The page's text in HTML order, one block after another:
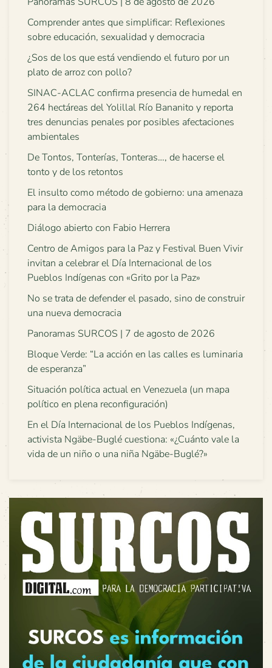
Comprender antes que simplificar: Reflexiones
sobre educación, sexualidad y democracia
¿Sos de los que está vendiendo el futuro por un
plato de arroz con pollo?
SINAC-ACLAC confirma presencia de humedal en
264 hectáreas del Yolillal Río Bananito y reporta
tres denuncias penales por posibles afectaciones
ambientales
De Tontos, Tonterías, Tonteras…, de hacerse el
tonto y de los retontos
El insulto como método de gobierno: una amenaza
para la democracia
Diálogo abierto con Fabio Herrera
Centro de Amigos para la Paz y Festival Buen Vivir
invitan a celebrar el Día Internacional de los
Pueblos Indígenas con «Grito por la Paz»
No se trata de defender el pasado, sino de construir
una nueva democracia
Panoramas SURCOS | 7 de agosto de 2026
Bloque Verde: “La acción en las calles es luminaria
de esperanza”
Situación política actual en Venezuela (un mapa
político en plena reconfiguración)
En el Día Internacional de los Pueblos Indígenas,
activista Ngäbe-Buglé cuestiona: «¿Cuánto vale la
vida de un niño o una niña Ngäbe-Buglé?»